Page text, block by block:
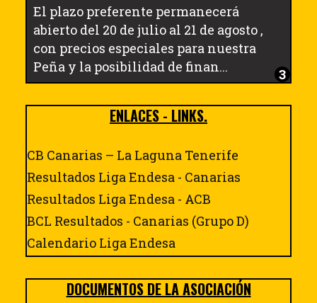
El plazo preferente permanecerá
abierto del 20 de julio al 21 de agosto ,
con precios especiales para nuestra
Peña y la posibilidad de finan...
ENLACES - LINKS.
CB Canarias – La Laguna Tenerife
Resultados Liga Endesa - Canarias
Resultados Liga Endesa - ACB
BCL Resultados - Canarias (Grupo D)
Calendario Liga Endesa
DOCUMENTOS DE LA ASOCIACIÓN